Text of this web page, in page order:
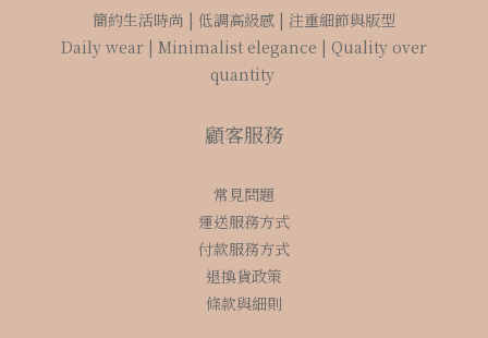
簡約生活時尚 | 低調高級感 | 注重細節與版型
Daily wear | Minimalist elegance | Quality over
quantity
顧客服務
常見問題
運送服務方式
付款服務方式
退換貨政策
條款與細則